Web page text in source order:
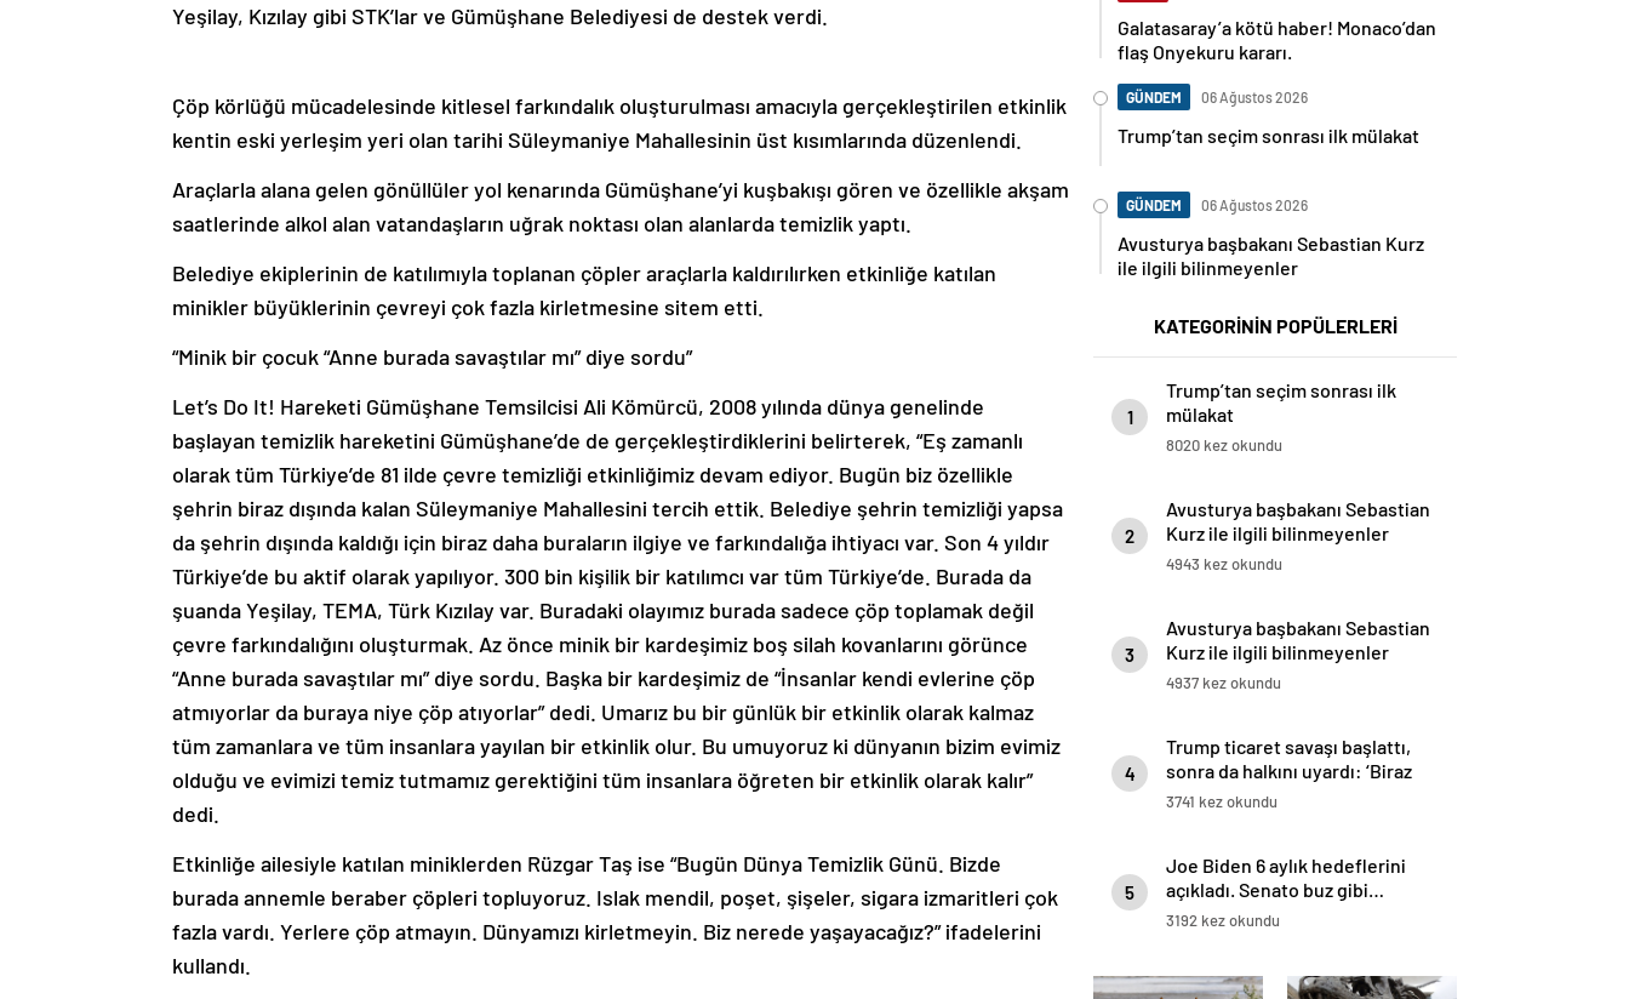
Yeşilay, Kızılay gibi STK’lar ve Gümüşhane Belediyesi de destek verdi.
Çöp körlüğü mücadelesinde kitlesel farkındalık oluşturulması amacıyla gerçekleştirilen etkinlik
kentin eski yerleşim yeri olan tarihi Süleymaniye Mahallesinin üst kısımlarında düzenlendi.
Araçlarla alana gelen gönüllüler yol kenarında Gümüşhane’yi kuşbakışı gören ve özellikle akşam
saatlerinde alkol alan vatandaşların uğrak noktası olan alanlarda temizlik yaptı.
Belediye ekiplerinin de katılımıyla toplanan çöpler araçlarla kaldırılırken etkinliğe katılan
minikler büyüklerinin çevreyi çok fazla kirletmesine sitem etti.
“Minik bir çocuk “Anne burada savaştılar mı” diye sordu”
Let’s Do It! Hareketi Gümüşhane Temsilcisi Ali Kömürcü, 2008 yılında dünya genelinde
başlayan temizlik hareketini Gümüşhane’de de gerçekleştirdiklerini belirterek, “Eş zamanlı
olarak tüm Türkiye’de 81 ilde çevre temizliği etkinliğimiz devam ediyor. Bugün biz özellikle
şehrin biraz dışında kalan Süleymaniye Mahallesini tercih ettik. Belediye şehrin temizliği yapsa
da şehrin dışında kaldığı için biraz daha buraların ilgiye ve farkındalığa ihtiyacı var. Son 4 yıldır
Türkiye’de bu aktif olarak yapılıyor. 300 bin kişilik bir katılımcı var tüm Türkiye’de. Burada da
şuanda Yeşilay, TEMA, Türk Kızılay var. Buradaki olayımız burada sadece çöp toplamak değil
çevre farkındalığını oluşturmak. Az önce minik bir kardeşimiz boş silah kovanlarını görünce
“Anne burada savaştılar mı” diye sordu. Başka bir kardeşimiz de “İnsanlar kendi evlerine çöp
atmıyorlar da buraya niye çöp atıyorlar” dedi. Umarız bu bir günlük bir etkinlik olarak kalmaz
tüm zamanlara ve tüm insanlara yayılan bir etkinlik olur. Bu umuyoruz ki dünyanın bizim evimiz
olduğu ve evimizi temiz tutmamız gerektiğini tüm insanlara öğreten bir etkinlik olarak kalır”
dedi.
Etkinliğe ailesiyle katılan miniklerden Rüzgar Taş ise “Bugün Dünya Temizlik Günü. Bizde
burada annemle beraber çöpleri topluyoruz. Islak mendil, poşet, şişeler, sigara izmaritleri çok
fazla vardı. Yerlere çöp atmayın. Dünyamızı kirletmeyin. Biz nerede yaşayacağız?” ifadelerini
kullandı.
Galatasaray’a kötü haber! Monaco’dan
flaş Onyekuru kararı.
GÜNDEM 06 Ağustos 2026
Trump’tan seçim sonrası ilk mülakat
GÜNDEM 06 Ağustos 2026
Avusturya başbakanı Sebastian Kurz
ile ilgili bilinmeyenler
KATEGORİNİN POPÜLERLERİ
1
Trump’tan seçim sonrası ilk
mülakat
8020 kez okundu
2
Avusturya başbakanı Sebastian
Kurz ile ilgili bilinmeyenler
4943 kez okundu
3
Avusturya başbakanı Sebastian
Kurz ile ilgili bilinmeyenler
4937 kez okundu
4
Trump ticaret savaşı başlattı,
sonra da halkını uyardı: ‘Biraz
acı çekebilirsiniz’
3741 kez okundu
5
Joe Biden 6 aylık hedeflerini
açıkladı. Senato buz gibi…
3192 kez okundu